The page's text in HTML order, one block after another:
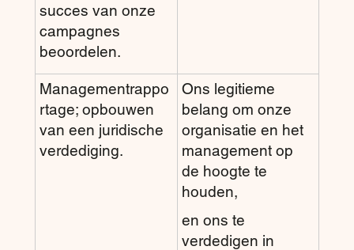
succes van onze
campagnes
beoordelen.
Managementrappo
rtage; opbouwen
van een juridische
verdediging.
Ons legitieme
belang om onze
organisatie en het
management op
de hoogte te
houden,
en ons te
verdedigen in